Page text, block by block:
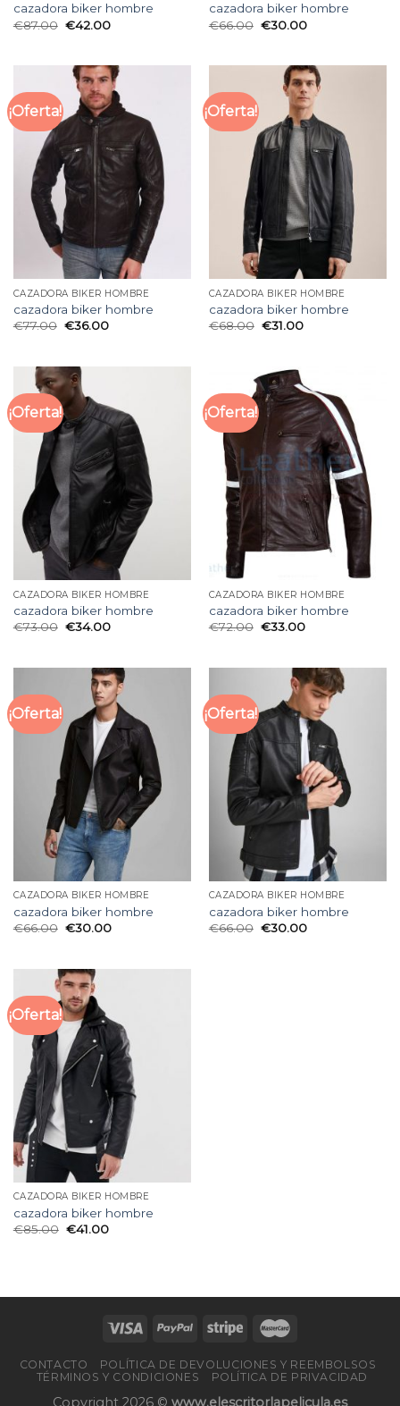
cazadora biker hombre
€87.00 €42.00
cazadora biker hombre
€66.00 €30.00
¡Oferta!
CAZADORA BIKER HOMBRE
cazadora biker hombre
€77.00 €36.00
¡Oferta!
CAZADORA BIKER HOMBRE
cazadora biker hombre
€68.00 €31.00
¡Oferta!
CAZADORA BIKER HOMBRE
cazadora biker hombre
€73.00 €34.00
¡Oferta!
CAZADORA BIKER HOMBRE
cazadora biker hombre
€72.00 €33.00
¡Oferta!
CAZADORA BIKER HOMBRE
cazadora biker hombre
€66.00 €30.00
¡Oferta!
CAZADORA BIKER HOMBRE
cazadora biker hombre
€66.00 €30.00
¡Oferta!
CAZADORA BIKER HOMBRE
cazadora biker hombre
€85.00 €41.00
CONTACTO
POLÍTICA DE DEVOLUCIONES Y REEMBOLSOS
TÉRMINOS Y CONDICIONES
POLÍTICA DE PRIVACIDAD
Copyright 2026 © www.elescritorlapelicula.es